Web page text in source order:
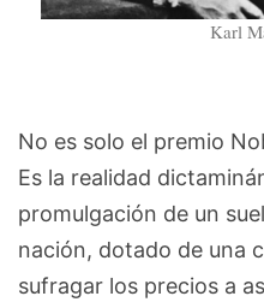
Karl
No es solo el premio
Es la realidad
promulgación de un
nación, dotado de una
sufragar los precios a